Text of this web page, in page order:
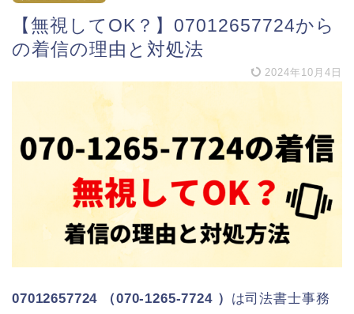
【無視してOK？】07012657724から
の着信の理由と対処法
2024年10月4日
07012657724 （070-1265-7724 ） は司法書士事務